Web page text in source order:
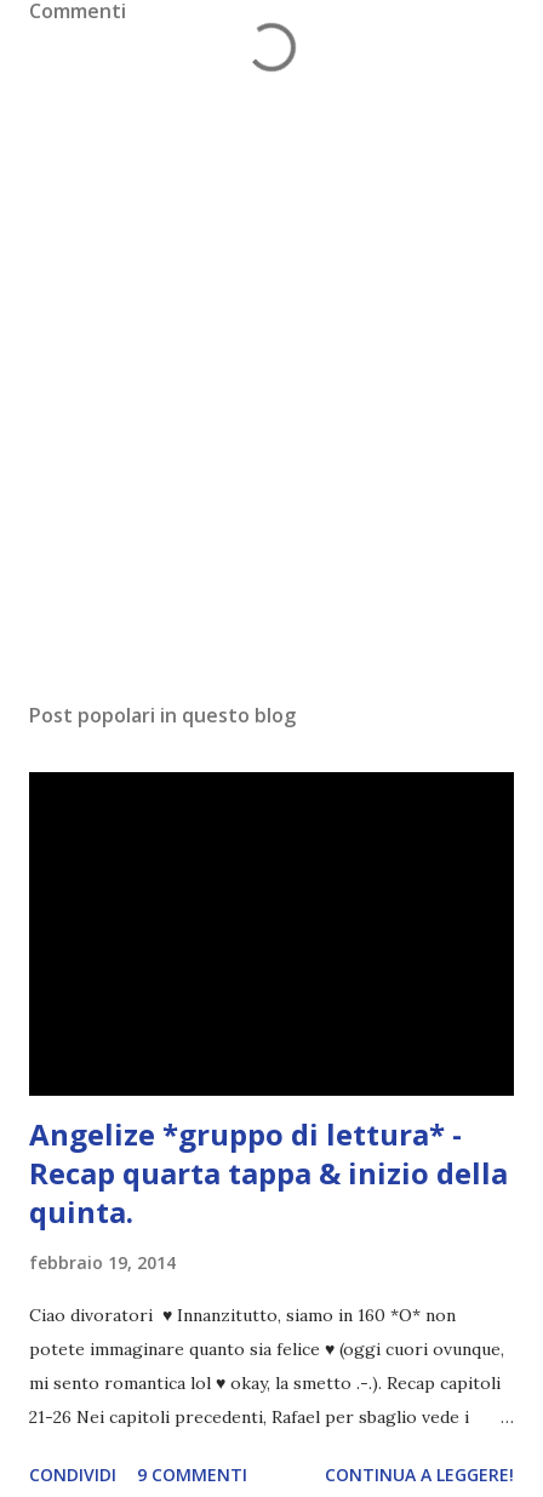
Commenti
Post popolari in questo blog
Angelize *gruppo di lettura* -
Recap quarta tappa & inizio della
quinta.
febbraio 19, 2014
Ciao divoratori ♥ Innanzitutto, siamo in 160 *O* non
potete immaginare quanto sia felice ♥ (oggi cuori ovunque,
mi sento romantica lol ♥ okay, la smetto .-.). Recap capitoli
21-26 Nei capitoli precedenti, Rafael per sbaglio vede i
incontrano e Hesediel mostra loro come combattere i puri.
CONDIVIDI 9 COMMENTI CONTINUA A LEGGERE!